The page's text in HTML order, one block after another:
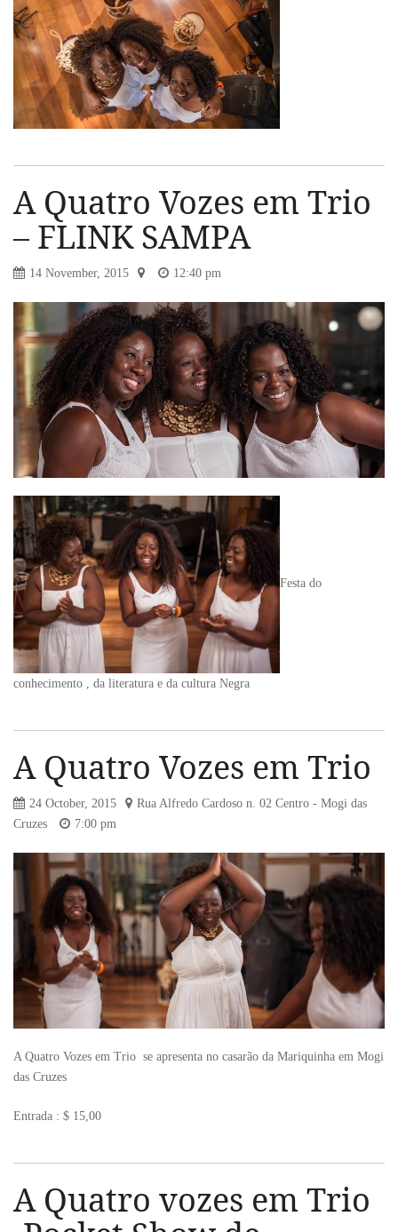
A Quatro Vozes em Trio
– FLINK SAMPA
14 November, 2015 12:40 pm
Festa do
conhecimento , da literatura e da cultura Negra
A Quatro Vozes em Trio
24 October, 2015
Rua Alfredo Cardoso n. 02 Centro - Mogi das
Cruzes
7:00 pm
A Quatro Vozes em Trio se apresenta no casarão da Mariquinha em Mogi
das Cruzes
Entrada : $ 15,00
A Quatro vozes em Trio